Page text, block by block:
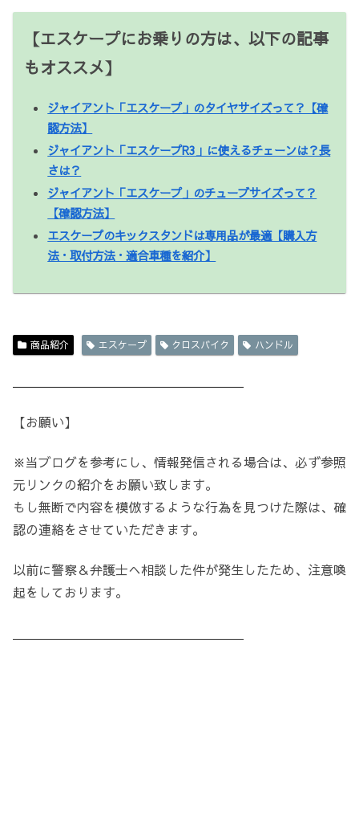
【エスケープにお乗りの方は、以下の記事
もオススメ】
ジャイアント「エスケープ」のタイヤサイズって？【確
認方法】
ジャイアント「エスケープR3」に使えるチェーンは？長
さは？
ジャイアント「エスケープ」のチューブサイズって？
【確認方法】
エスケープのキックスタンドは専用品が最適【購入方
法・取付方法・適合車種を紹介】
商品紹介 エスケープ クロスバイク ハンドル
【お願い】
※当ブログを参考にし、情報発信される場合は、必ず参照
元リンクの紹介をお願い致します。
もし無断で内容を模倣するような行為を見つけた際は、確
認の連絡をさせていただきます。
以前に警察＆弁護士へ相談した件が発生したため、注意喚
起をしております。